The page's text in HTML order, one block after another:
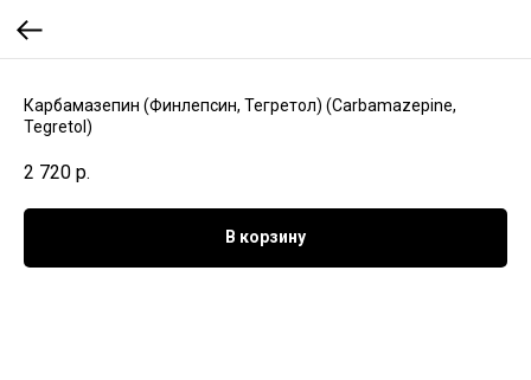
Карбамазепин (Финлепсин, Тегретол) (Сarbamazepine,
Tegretol)
2 720 р.
В корзину